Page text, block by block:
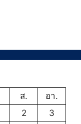
ส.
อา.
2
3